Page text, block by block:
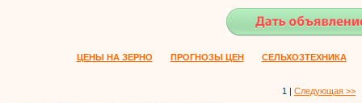
ЦЕНЫ НА ЗЕРНО ПРОГНОЗЫ ЦЕН СЕЛЬХОЗТЕХНИКА
1 | Следующая >>